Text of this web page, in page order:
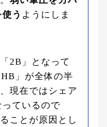
う ようにしま
2B」となって
」が全体の半
現在ではシェア
ているので
ことが原因とし